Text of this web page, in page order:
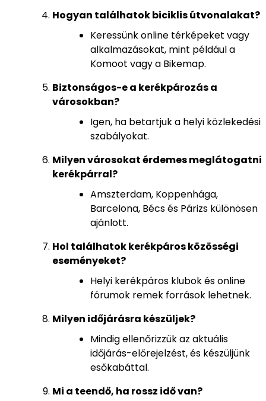
Hogyan találhatok biciklis útvonalakat?
Keressünk online térképeket vagy
alkalmazásokat, mint például a
Komoot vagy a Bikemap.
Biztonságos-e a kerékpározás a
városokban?
Igen, ha betartjuk a helyi közlekedési
szabályokat.
Milyen városokat érdemes meglátogatni
kerékpárral?
Amszterdam, Koppenhága,
Barcelona, Bécs és Párizs különösen
ajánlott.
Hol találhatok kerékpáros közösségi
eseményeket?
Helyi kerékpáros klubok és online
fórumok remek források lehetnek.
Milyen időjárásra készüljek?
Mindig ellenőrizzük az aktuális
időjárás-előrejelzést, és készüljünk
esőkabáttal.
Mi a teendő, ha rossz idő van?